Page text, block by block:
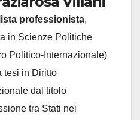
professionista,
in Scienze Politiche
Politico-Internazionale)
tesi in Diritto
dal titolo
tra Stati nei